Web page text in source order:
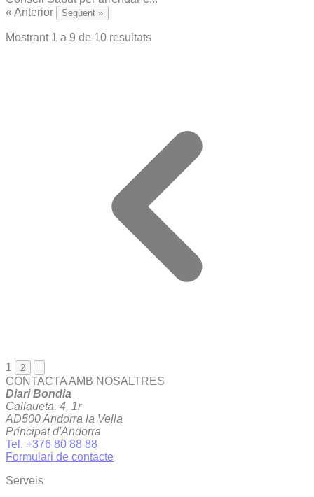
« Anterior
Següent »
Mostrant 1 a 9 de 10 resultats
1 2
CONTACTA AMB NOSALTRES
Diari Bondia
Callaueta, 4, 1r
AD500 Andorra la Vella
Principat d'Andorra
Tel. +376 80 88 88
Formulari de contacte
Serveis